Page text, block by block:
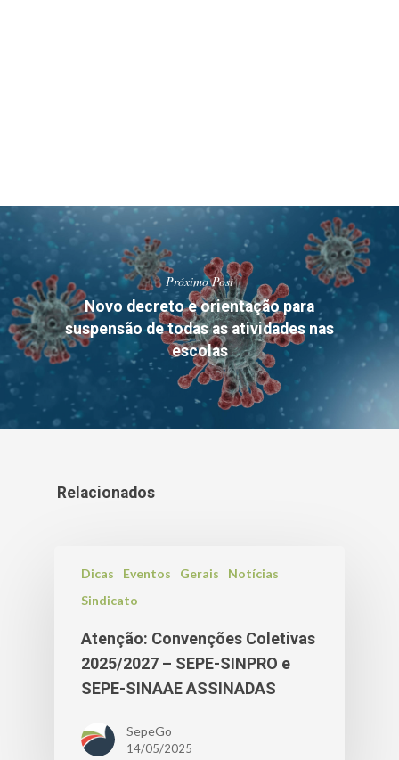
Próximo Post
Novo decreto e orientação para
suspensão de todas as atividades nas
escolas
Relacionados
Dicas Eventos Gerais
Notícias
Sindicato
Atenção: Convenções Coletivas
2025/2027 – SEPE-SINPRO e
SEPE-SINAAE ASSINADAS
SepeGo
14/05/2025